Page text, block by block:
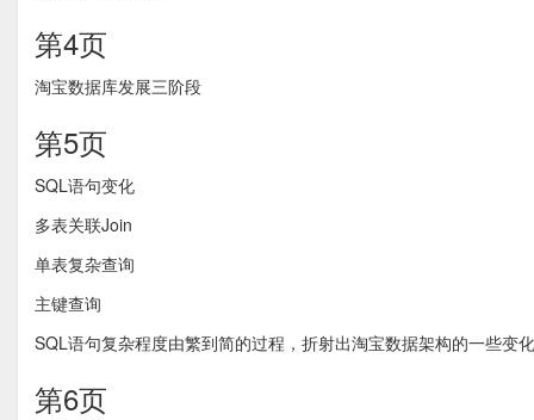
第4页
淘宝数据库发展三阶段
第5页
SQL语句变化
多表关联Join
单表复杂查询
主键查询
SQL语句复杂程度由繁到简的过程，折射出淘宝数据架构的一些变
第6页